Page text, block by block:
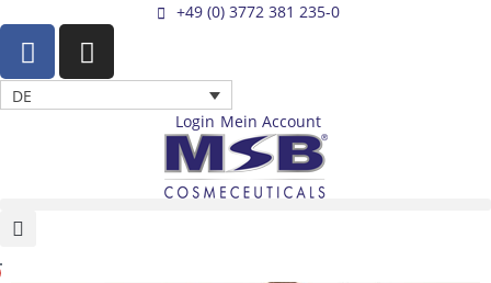
Inhalt
springen
+49 (0) 3772 381 235-0
F
a
c
e
I
n
s
t
DE
Login Mein Account
Warenkorb